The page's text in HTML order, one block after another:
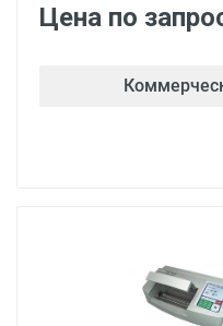
Цена по